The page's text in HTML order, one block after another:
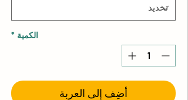
الكمية *
أضِف إلى العربة